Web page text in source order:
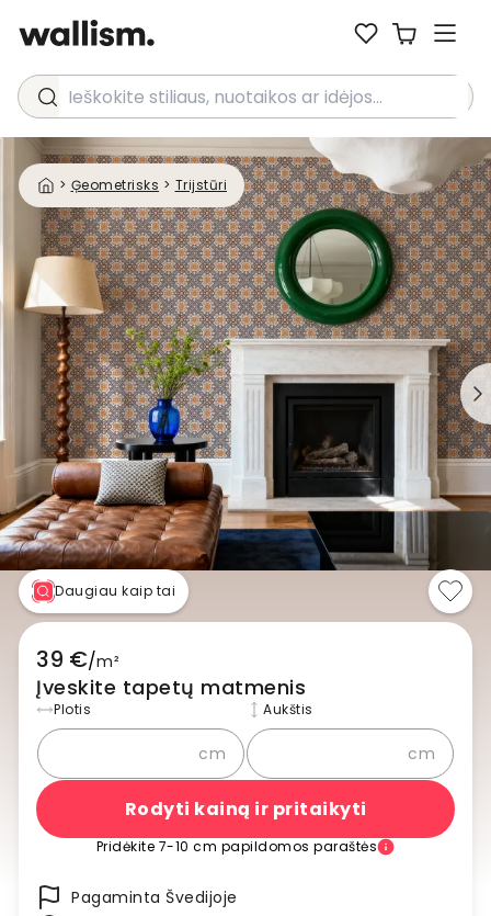
Ieškokite stiliaus, nuotaikos ar idėjos...
> Ģeometrisks > Trijstūri
Daugiau kaip tai
39 €/m²
Įveskite tapetų matmenis
Plotis
cm
Aukštis
cm
Rodyti kainą ir pritaikyti
Pridėkite 7-10 cm papildomos paraštės
Pagaminta Švedijoje